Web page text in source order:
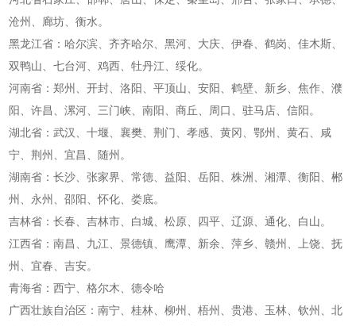
沧州、廊坊、衡水。
黑龙江省：哈尔滨、齐齐哈尔、黑河、大庆、伊春、鹤岗、佳木斯、
双鸭山、七台河、鸡西、牡丹江、绥化。
河南省：郑州、开封、洛阳、平顶山、安阳、鹤壁、新乡、焦作、濮
阳、许昌、漯河、三门峡、南阳、商丘、周口、驻马店、信阳。
湖北省：武汉、十堰、襄樊、荆门、孝感、黄冈、鄂州、黄石、咸
宁、荆州、宜昌、随州。
湖南省：长沙、张家界、常德、益阳、岳阳、株洲、湘潭、衡阳、郴
州、永州、邵阳、怀化、娄底。
吉林省：长春、吉林市、白城、松原、四平、辽源、通化、白山。
江西省：南昌、九江、景德镇、鹰潭、新余、萍乡、赣州、上饶、抚
州、宜春、吉安。
青海省：西宁、格尔木、德令哈
广西壮族自治区：南宁、桂林、柳州、梧州、贵港、玉林、钦州、北